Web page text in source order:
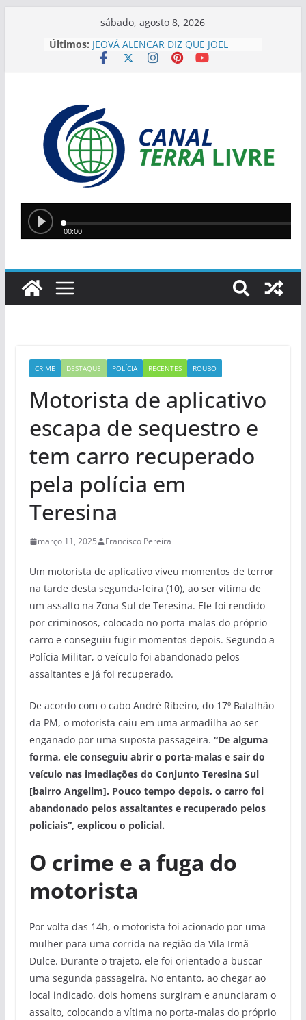
sábado, agosto 8, 2026
Últimos: JEOVÁ ALENCAR DIZ QUE JOEL
RODRIGUES REPRESENTA
JUSTIFICAR DESAFIOS DA GESTÃO
EM TERESINA
SÍLVIO MENDES ELOGIA JOEL
RODRIGUES: ” JÁ ESTOU COM
CIÚMES. É MUITO MELHOR DO QUE
EU”
ASSALTANTE NA ZONA SUDESTE
Silvio Mendes anuncia
CRIME DESTAQUE POLÍCIA RECENTES ROUBO
Motorista de aplicativo
escapa de sequestro e
tem carro recuperado
pela polícia em
Teresina
março 11, 2025 Francisco Pereira
Um motorista de aplicativo viveu momentos de terror
na tarde desta segunda-feira (10), ao ser vítima de
um assalto na Zona Sul de Teresina. Ele foi rendido
por criminosos, colocado no porta-malas do próprio
carro e conseguiu fugir momentos depois. Segundo a
Polícia Militar, o veículo foi abandonado pelos
assaltantes e já foi recuperado.
De acordo com o cabo André Ribeiro, do 17º Batalhão
da PM, o motorista caiu em uma armadilha ao ser
enganado por uma suposta passageira. “De alguma
forma, ele conseguiu abrir o porta-malas e sair do
veículo nas imediações do Conjunto Teresina Sul
[bairro Angelim]. Pouco tempo depois, o carro foi
abandonado pelos assaltantes e recuperado pelos
policiais”, explicou o policial.
O crime e a fuga do
motorista
Por volta das 14h, o motorista foi acionado por uma
mulher para uma corrida na região da Vila Irmã
Dulce. Durante o trajeto, ele foi orientado a buscar
uma segunda passageira. No entanto, ao chegar ao
local indicado, dois homens surgiram e anunciaram o
assalto, colocando a vítima no porta-malas do próprio